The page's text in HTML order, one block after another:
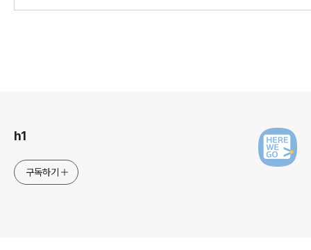
h1
구독하기